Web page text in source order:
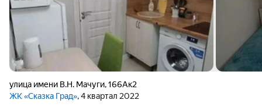
улица имени В.Н. Мачуги,166Ак2
ЖК «Сказка Град», 4 квартал 2022